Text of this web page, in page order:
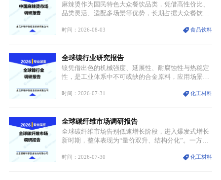
麻辣烫作为国民特色大众餐饮品类，凭借高性价比、
品类灵活、适配多场景等优势，长期占据大众餐饮重
型，叠加消费需求升级、线上流量变革、新零售业态
特点，在消费、创业、政策、技术多重驱动下，依旧
具备强劲的发展活力。
时间：2026-08-03 食品饮料
全球镍行业研究报告
镍凭借出色的机械强度、延展性、耐腐蚀性与热稳定
性，是工业体系中不可或缺的合金原料，应用场景横
用价值难以被替代。依托理化优势，镍被全球主要经
型为新能源核心战略矿产，全球产业形成“印尼掌控
资源与产能、中国主导消费与技术、工艺向低碳湿法
迭代、再生镍加速补位”的全新格局。
时间：2026-07-31 化工材料
全球碳纤维市场调研报告
全球碳纤维市场告别低速增长阶段，进入爆发式增长
新时期，整体表现为“量价双升、结构分化”。一方面
持续扩张；另一方面产品、需求、应用场景呈现明显
时间：2026-07-30 化工材料